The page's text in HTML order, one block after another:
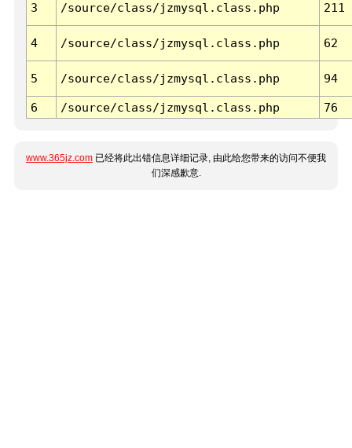
3 /source/class/jzmysql.class.php 211
4 /source/class/jzmysql.class.php 62
5 /source/class/jzmysql.class.php 94
6 /source/class/jzmysql.class.php 76
www.365jz.com 已经将此出错信息详细记录, 由此给您带来的访问不便我
们深感歉意.